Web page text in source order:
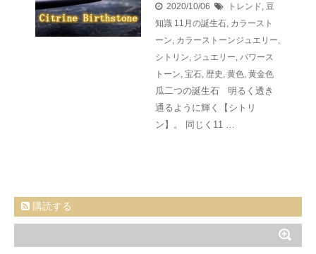
2020/10/06 トレンド, 豆
知識 11月の誕生石, カラースト
ーン, カラーストーンジュエリー,
シトリン, ジュエリー, パワース
トーン, 宝石, 歴史 , 黄色, 黄金色
瓜二つの誕生石 明るく透き
通るように輝く【シトリ
ン】。 同じく11 …
購読する